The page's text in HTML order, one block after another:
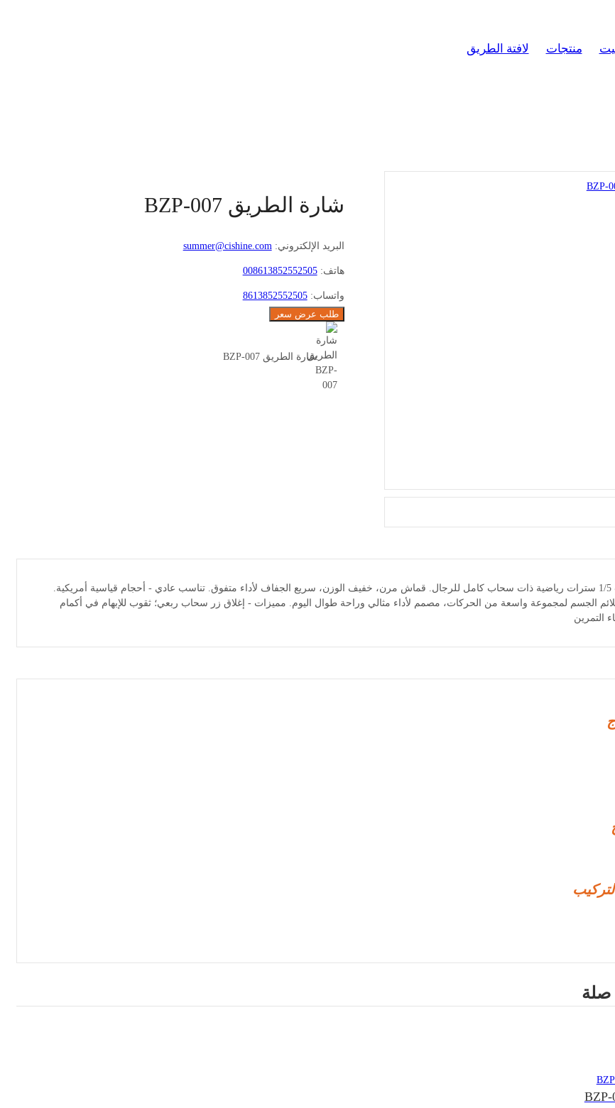
منتجات لافتة الطريق
شارة الطريق BZP-007
البريد الإلكتروني: summer@cishine.com
هاتف:008613852552505
واتساب:8613852552505
طلب عرض سعر
شارة الطريق BZP-007
إغلاق زر سحاب 1/5 سترات رياضية ذات سحاب كامل للرجال. قماش مرن، خفيف الوزن، سريع الجفاف لأداء متفوق. تناسب عادي - أحجام قياسية أمريكية.
الجسم لمجموعة واسعة من الحركات، مصمم لأداء مثالي وراحة طوال اليوم. مميزات - إغلاق زر سحاب ربعي؛ ثقوب للإبهام في أكمام
التمرين
صلة